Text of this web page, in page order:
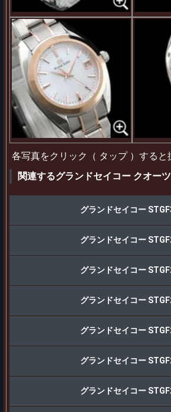
各写真をクリック（ タップ ）する
関連するグランドセイコー クオー
グランドセイコー
グランドセイコー
グランドセイコー
グランドセイコー
グランドセイコー
グランドセイコー
グランドセイコー